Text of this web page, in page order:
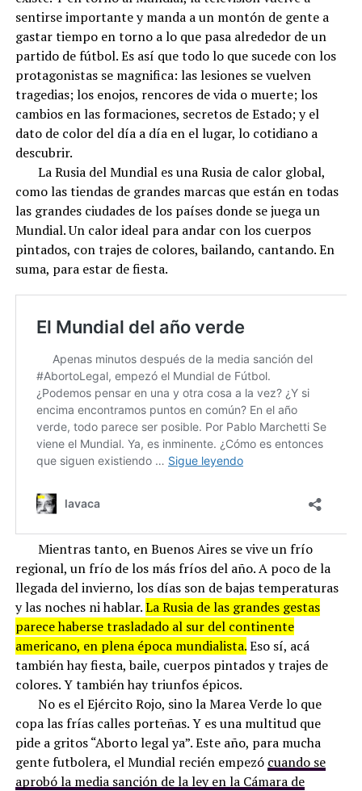
sentirse importante y manda a un montón de gente a
gastar tiempo en torno a lo que pasa alrededor de un
partido de fútbol. Es así que todo lo que sucede con los
protagonistas se magnifica: las lesiones se vuelven
tragedias; los enojos, rencores de vida o muerte; los
cambios en las formaciones, secretos de Estado; y el
dato de color del día a día en el lugar, lo cotidiano a
descubrir.
La Rusia del Mundial es una Rusia de calor global,
como las tiendas de grandes marcas que están en todas
las grandes ciudades de los países donde se juega un
Mundial. Un calor ideal para andar con los cuerpos
pintados, con trajes de colores, bailando, cantando. En
suma, para estar de fiesta.
Mientras tanto, en Buenos Aires se vive un frío
regional, un frío de los más fríos del año. A poco de la
llegada del invierno, los días son de bajas temperaturas
y las noches ni hablar.La Rusia de las grandes gestas
parece haberse trasladado al sur del continente
americano, en plena época mundialista.Eso sí, acá
también hay fiesta, baile, cuerpos pintados y trajes de
colores. Y también hay triunfos épicos.
No es el Ejército Rojo, sino la Marea Verde lo que
copa las frías calles porteñas. Y es una multitud que
pide a gritos “Aborto legal ya”. Este año, para mucha
gente futbolera, el Mundial recién empezó cuando se
aprobó la media sanción de la ley en la Cámara de